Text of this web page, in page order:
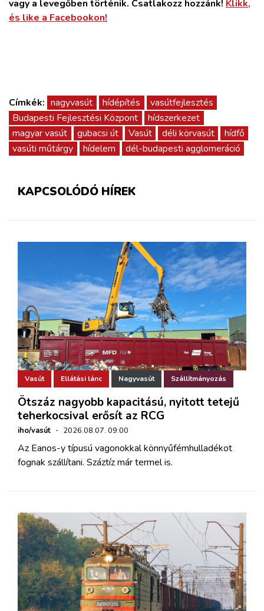
vagy a levegőben történik. Csatlakozz hozzánk! Klikk,
és like a Facebookon!
Címkék: nagyvasút hídépítés
vasútfejlesztés
Budapesti Fejlesztési Központ
hídszerkezet
magyar vasút
gubacsi út Vasút déli körvasút
hídfő
vasúti műtárgy
hídelem dél-budapesti agglomeráció
KAPCSOLÓDÓ HÍREK
Vasút Ellátási lánc Nagyvasút Szállítmányozás
Ötszáz nagyobb kapacitású, nyitott tetejű
teherkocsival erősít az RCG
iho/vasút · 2026.08.07. 09:00
Az Eanos-y típusú vagonokkal könnyűfémhulladékot
fognak szállítani. Száztíz már termel is.